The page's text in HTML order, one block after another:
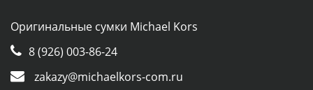
Оригинальные сумки Michael Kors
8 (926) 003-86-24
zakazy@michaelkors-com.ru